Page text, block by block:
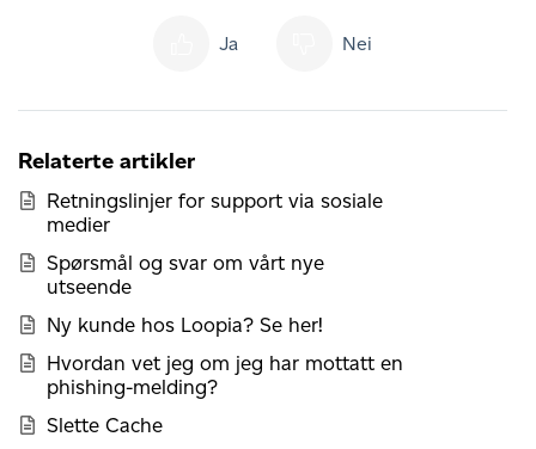
Ja Nei
Relaterte artikler
Retningslinjer for support via sosiale
medier
Spørsmål og svar om vårt nye
utseende
Ny kunde hos Loopia? Se her!
Hvordan vet jeg om jeg har mottatt en
phishing-melding?
Slette Cache